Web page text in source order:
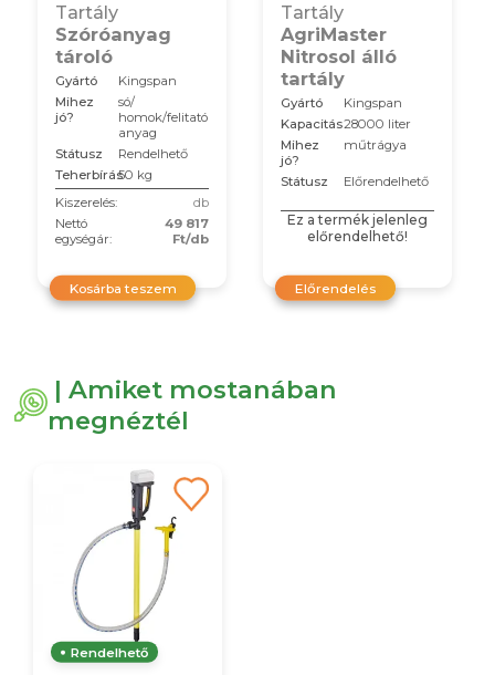
Tartály
Szóróanyag
tároló
Gyártó
Kingspan
Mihez
jó?
só/
homok/felitató
anyag
Státusz
Rendelhető
Teherbírás50 kg
Kiszerelés:
db
Nettó
egységár:
49 817
Ft/db
Kosárba teszem
Tartály
AgriMaster
Nitrosol álló
tartály
Gyártó
Kingspan
Kapacitás28000 liter
Mihez
jó?
műtrágya
Státusz Előrendelhető
Ez a termék jelenleg
előrendelhető!
Előrendelés
| Amiket mostanában
megnéztél
Rendelhető